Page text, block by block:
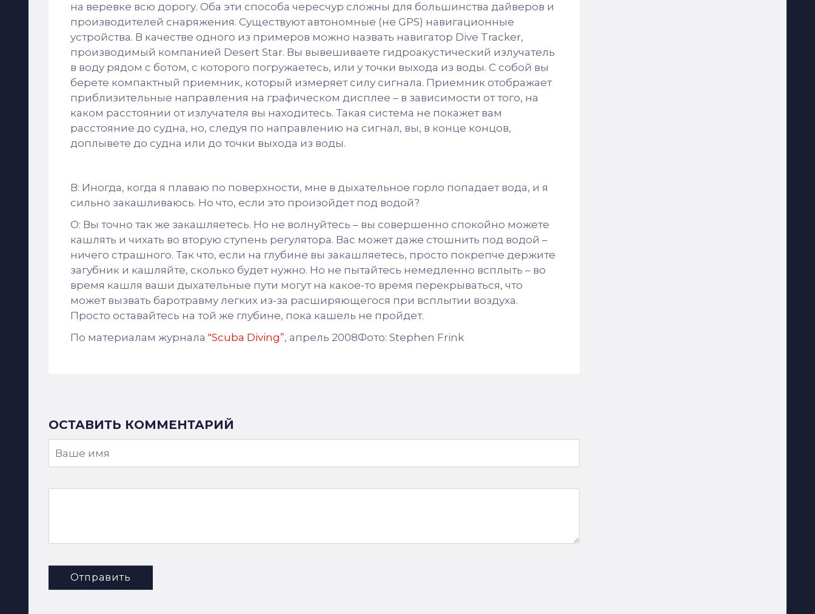
на веревке всю дорогу. Оба эти способа чересчур сложны для большинства дайверов и
производителей снаряжения. Существуют автономные (не GPS) навигационные
устройства. В качестве одного из примеров можно назвать навигатор Dive Tracker,
производимый компанией Desert Star. Вы вывешиваете гидроакустический излучатель
в воду рядом с ботом, с которого погружаетесь, или у точки выхода из воды. С собой вы
берете компактный приемник, который измеряет силу сигнала. Приемник отображает
приблизительные направления на графическом дисплее – в зависимости от того, на
каком расстоянии от излучателя вы находитесь. Такая система не покажет вам
расстояние до судна, но, следуя по направлению на сигнал, вы, в конце концов,
доплывете до судна или до точки выхода из воды.
В: Иногда, когда я плаваю по поверхности, мне в дыхательное горло попадает вода, и я
сильно закашливаюсь. Но что, если это произойдет под водой?
О: Вы точно так же закашляетесь. Но не волнуйтесь – вы совершенно спокойно можете
кашлять и чихать во вторую ступень регулятора. Вас может даже стошнить под водой –
ничего страшного. Так что, если на глубине вы закашляетесь, просто покрепче держите
загубник и кашляйте, сколько будет нужно. Но не пытайтесь немедленно всплыть – во
время кашля ваши дыхательные пути могут на какое-то время перекрываться, что
может вызвать баротравму легких из-за расширяющегося при всплытии воздуха.
Просто оставайтесь на той же глубине, пока кашель не пройдет.
По материалам журнала"Scuba Diving”, апрель 2008Фото: Stephen Frink
ОСТАВИТЬ КОММЕНТАРИЙ
Отправить